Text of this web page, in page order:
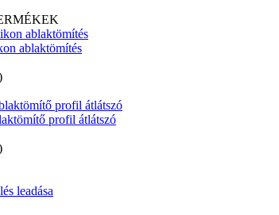
ablaktömítés
profil átlátszó
leadása